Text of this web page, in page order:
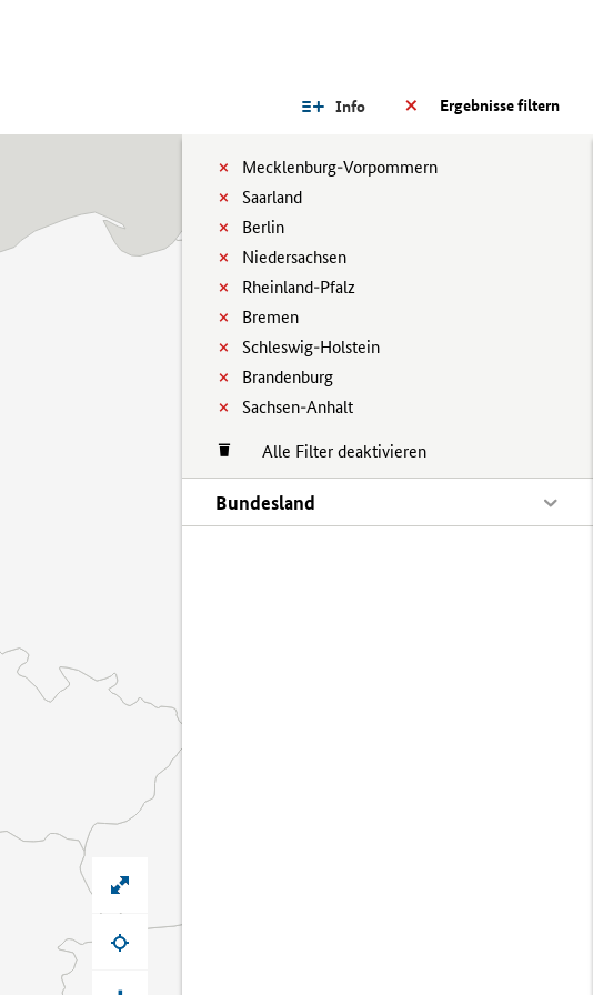
Ergebnisse filtern
Info
Mecklenburg-Vorpommern
Saarland
Berlin
Niedersachsen
Rheinland-Pfalz
Bremen
Schleswig-Holstein
Brandenburg
Sachsen-Anhalt
Alle Filter deaktivieren
Bundesland